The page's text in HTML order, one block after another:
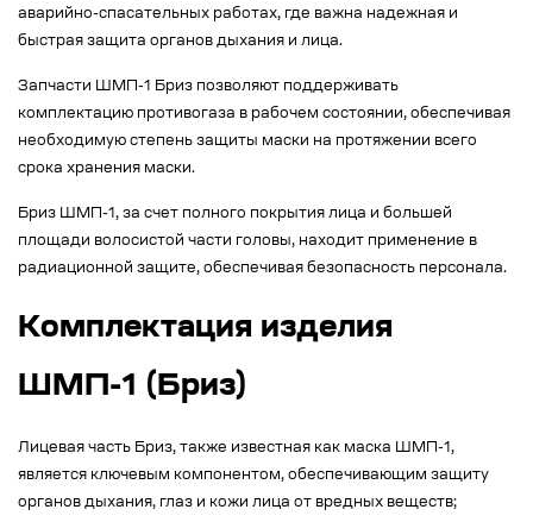
аварийно-спасательных работах, где важна надежная и
быстрая защита органов дыхания и лица.
Запчасти ШМП-1 Бриз позволяют поддерживать
комплектацию противогаза в рабочем состоянии, обеспечивая
необходимую степень защиты маски на протяжении всего
срока хранения маски.
Бриз ШМП-1, за счет полного покрытия лица и большей
площади волосистой части головы, находит применение в
радиационной защите, обеспечивая безопасность персонала.
Комплектация изделия
ШМП-1 (Бриз)
Лицевая часть Бриз, также известная как маска ШМП-1,
является ключевым компонентом, обеспечивающим защиту
органов дыхания, глаз и кожи лица от вредных веществ;